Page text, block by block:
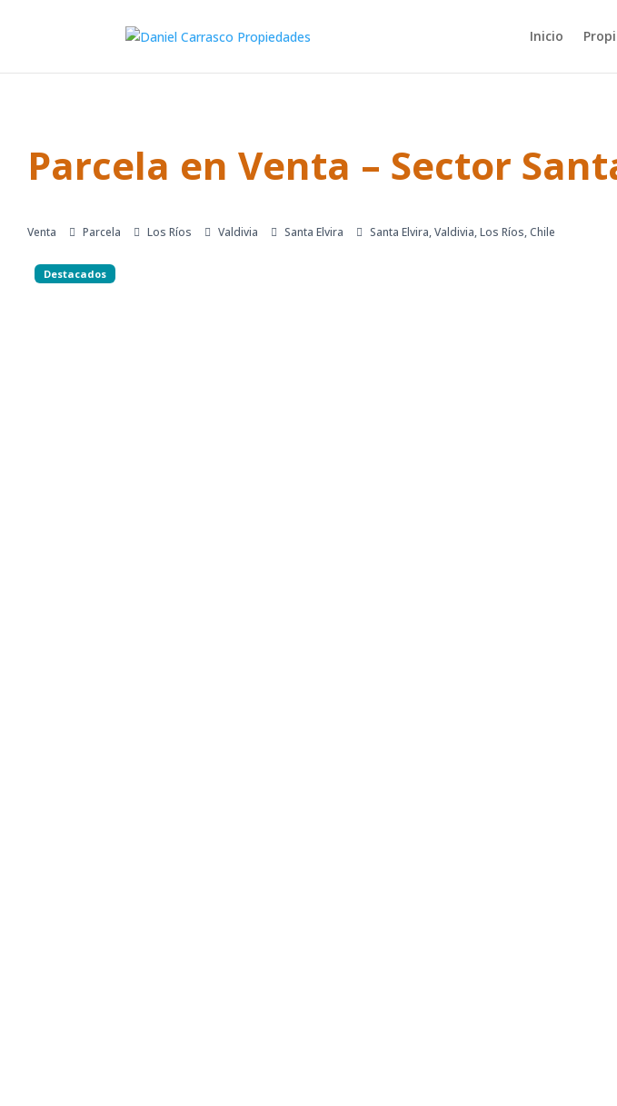
Inicio
Parcela en Venta – Sector
Venta Parcela Los Ríos Valdivia Santa Elvira Santa Elvira, Valdivia, Los Ríos, Chile
Destacados